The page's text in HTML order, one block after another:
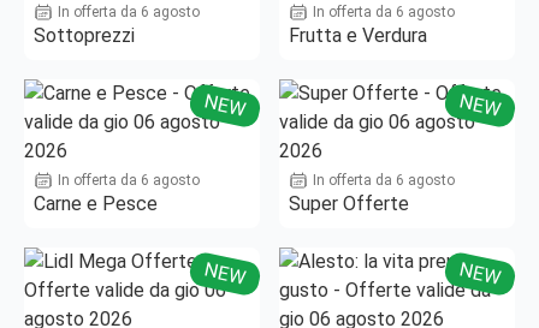
In offerta da 6 agosto
Sottoprezzi
In offerta da 6 agosto
Frutta e Verdura
NEW
In offerta da 6 agosto
Carne e Pesce
NEW
In offerta da 6 agosto
Super Offerte
NEW NEW